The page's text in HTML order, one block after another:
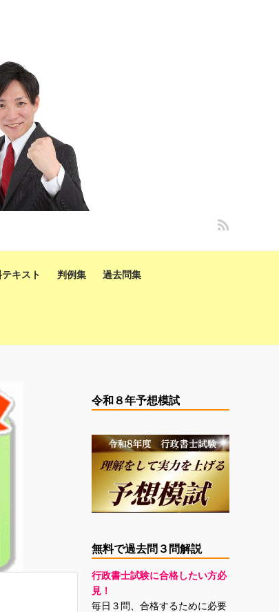
キスト 判例集 過去問集
令和８年予想模試
無料で過去問３問解説
行政書士試験に合格したい方必
見！
毎日３問、合格するために必要